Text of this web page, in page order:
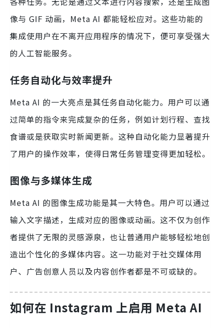
像与 GIF 动画，Meta AI 都能轻松应对。这些功能的
集成使用户在不离开应用程序的情况下，便可享受强大
的人工智能服务。
任务自动化与效率提升
Meta AI 的一大亮点是其任务自动化能力。用户可以通
过简单的指令来完成复杂的任务，例如计划行程、查找
食谱或是获取实时新闻更新。这种自动化能力显著提升
了用户的操作效率，使得日常任务管理变得更加轻松。
图像与多媒体生成
Meta AI 的图像生成功能是其一大特色。用户可以通过
输入文字描述，生成对应的图像或动画。这不仅为创作
者提供了无限的灵感源泉，也让普通用户能够轻松地创
造出个性化的多媒体内容。这一功能对于社交媒体用
户、广告创意人员以及内容创作者都是不可或缺的。
如何在 Instagram 上启用 Meta AI